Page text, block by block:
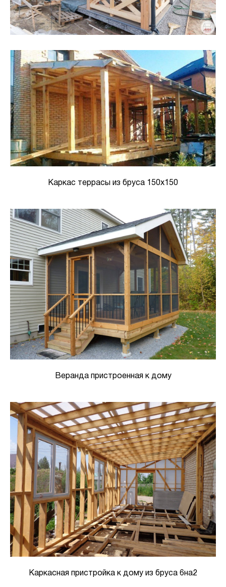
Каркас террасы из бруса 150х150
Веранда пристроенная к дому
Каркасная пристройка к дому из бруса 6на2